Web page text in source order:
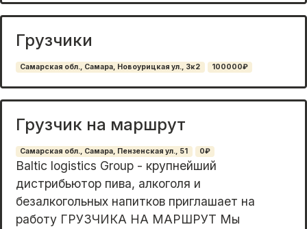
Грузчики
Самарская обл., Самара, Новоурицкая ул., 3к2 100000₽
Грузчик на маршрут
Самарская обл., Самара, Пензенская ул., 51 0₽
Baltic logistics Group - крупнейший
дистрибьютор пива, алкоголя и
безалкогольных напитков приглашает на
работу ГРУЗЧИКА НА МАРШРУТ Мы